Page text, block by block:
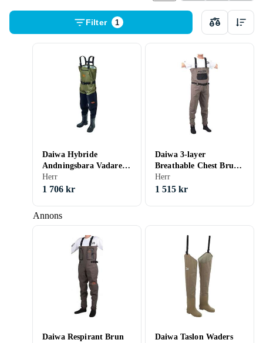
Filter 1
Annons
Daiwa Hybride
Andningsbara Vadare
(Herr)
Herr
1 706 kr
Daiwa 3-layer
Breathable Chest Brun
EU 38-39 Man
Herr
1 515 kr
Daiwa Respirant Brun
Daiwa Taslon Waders